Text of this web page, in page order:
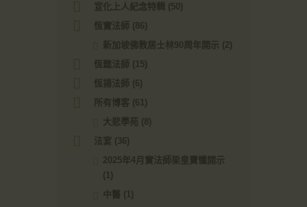
宣化上人紀念特輯 (50)
恆實法師 (86)
新加坡佛教居士林90周年開示 (2)
恆懿法師 (15)
恆揚法師 (6)
所有博客 (61)
大悲學苑 (8)
法宴 (36)
2025年4月實法師梁皇寶懺開示
(1)
中醫 (1)